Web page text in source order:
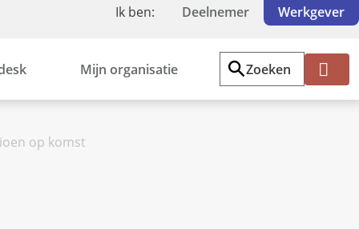
Ik ben: Deelnemer Werkgever
Mijn organisatie
Zoeken
Inl
op komst